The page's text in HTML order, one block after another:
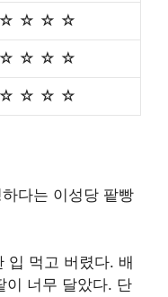
☆ ☆ ☆
☆ ☆ ☆
☆ ☆ ☆
다는 이성당 팥빵
입 먹고 버렸다. 배
이 너무 달았다. 단